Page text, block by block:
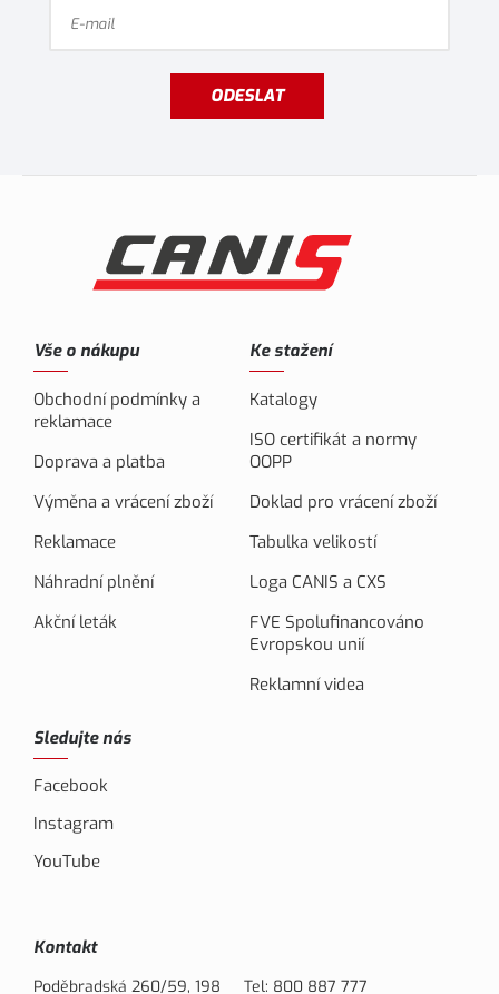
ODESLAT
Vše o nákupu
Obchodní podmínky a
reklamace
Doprava a platba
Výměna a vrácení zboží
Reklamace
Náhradní plnění
Akční leták
Ke stažení
Katalogy
ISO certifikát a normy
OOPP
Doklad pro vrácení zboží
Tabulka velikostí
Loga CANIS a CXS
FVE Spolufinancováno
Evropskou unií
Reklamní videa
Sledujte nás
Facebook
Instagram
YouTube
Kontakt
Poděbradská 260/59, 198 Tel: 800 887 777